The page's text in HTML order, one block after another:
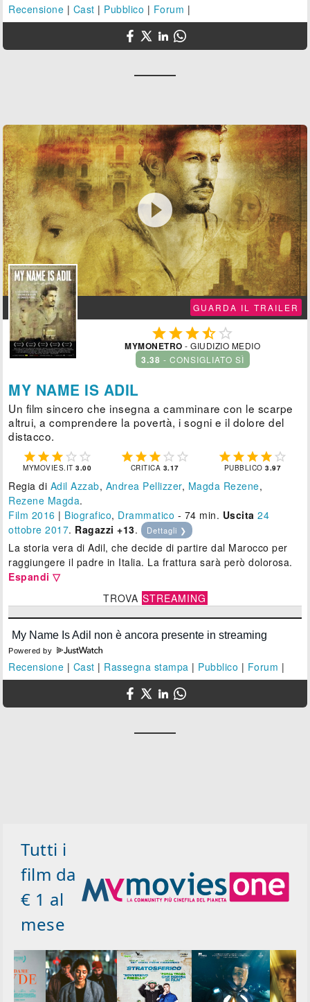
Recensione | Cast | Pubblico | Forum |

GUARDA IL TRAILER
 
MYMONETRO - GIUDIZIO MEDIO
3.38 - CONSIGLIATO SÌ
MY NAME IS ADIL
Un film sincero che insegna a camminare con le scarpe
altrui, a comprendere la povertà, i sogni e il dolore del
distacco.
    
MYMOVIES.IT3.00
    
CRITICA 3.17
    
PUBBLICO3.97
Regia di Adil Azzab, Andrea Pellizzer, Magda Rezene,
Rezene Magda.
Film 2016 | Biografico, Drammatico - 74 min. Uscita 24
ottobre 2017. Ragazzi +13. Dettagli ❯
La storia vera di Adil, che decide di partire dal Marocco per
raggiungere il padre in Italia. La frattura sarà però dolorosa.
Espandi ▽
TROVA STREAMING
Powered by
Recensione | Cast | Rassegna stampa | Pubblico | Forum |
Tutti i
film da
€ 1 al
mese